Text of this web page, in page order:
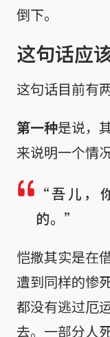
倒下。
这句话应
这句话目前有
第一种是说，
来说明一个情况
“吾儿，
的。”
恺撒其实是在
遭到同样的惨
都没有逃过厄
去。一部分人